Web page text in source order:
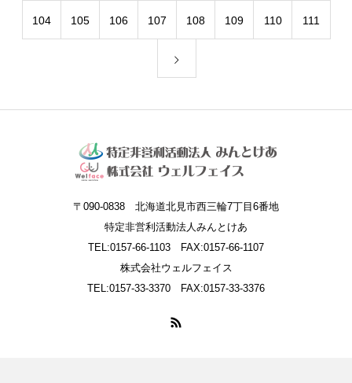
104 105 106 107 108 109 110 111
〒090-0838 北海道北見市西三輪7丁目6番地
特定非営利活動法人みんとけあ
TEL:0157-66-1103 FAX:0157-66-1107
株式会社ウェルフェイス
TEL:0157-33-3370 FAX:0157-33-3376